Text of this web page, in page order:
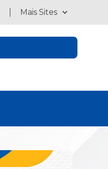
Mais Sites